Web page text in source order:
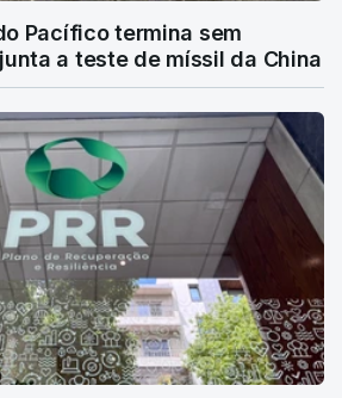
Pacífico termina sem
a teste de míssil da China